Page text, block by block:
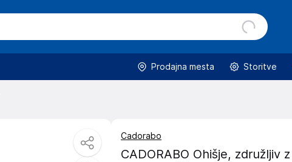
Prodajna mesta Storitve
Cadorabo
CADORABO Ohišje, združljiv